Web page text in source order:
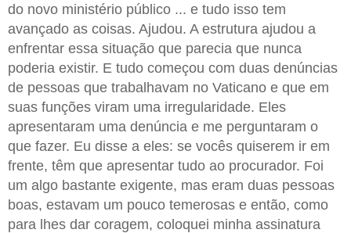
do novo ministério público ... e tudo isso tem
avançado as coisas. Ajudou. A estrutura ajudou a
enfrentar essa situação que parecia que nunca
poderia existir. E tudo começou com duas denúncias
de pessoas que trabalhavam no Vaticano e que em
suas funções viram uma irregularidade. Eles
apresentaram uma denúncia e me perguntaram o
que fazer. Eu disse a eles: se vocês quiserem ir em
frente, têm que apresentar tudo ao procurador. Foi
um algo bastante exigente, mas eram duas pessoas
boas, estavam um pouco temerosas e então, como
para lhes dar coragem, coloquei minha assinatura